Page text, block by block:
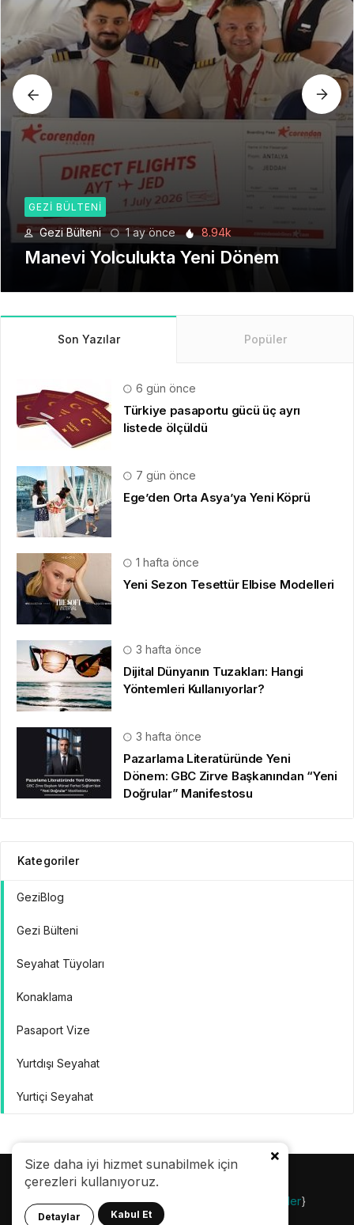
Size daha iyi hizmet sunabilmek için
çerezleri kullanıyoruz.
Detaylar Kabul Et
GEZI BÜLTENI
Gezi Bülteni 1 ay önce 8.94k
Manevi Yolculukta Yeni Dönem
Son Yazılar Popüler
6 gün önce
Türkiye pasaportu gücü üç ayrı
listede ölçüldü
7 gün önce
Ege’den Orta Asya’ya Yeni Köprü
1 hafta önce
Yeni Sezon Tesettür Elbise Modelleri
3 hafta önce
Dijital Dünyanın Tuzakları: Hangi
Yöntemleri Kullanıyorlar?
3 hafta önce
Pazarlama Literatüründe Yeni
Dönem: GBC Zirve Başkanından “Yeni
Doğrular” Manifestosu
Kategoriler
GeziBlog
Gezi Bülteni
Seyahat Tüyoları
Konaklama
Pasaport Vize
Yurtdışı Seyahat
Yurtiçi Seyahat
© 24.08.2007 |Gezi Bülteni Gezilecek Yerler}